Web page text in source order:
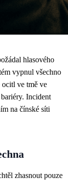
hlasového
vypnul všechno
ve tmě ve
Incident
na čínské síti
zhasnout pouze